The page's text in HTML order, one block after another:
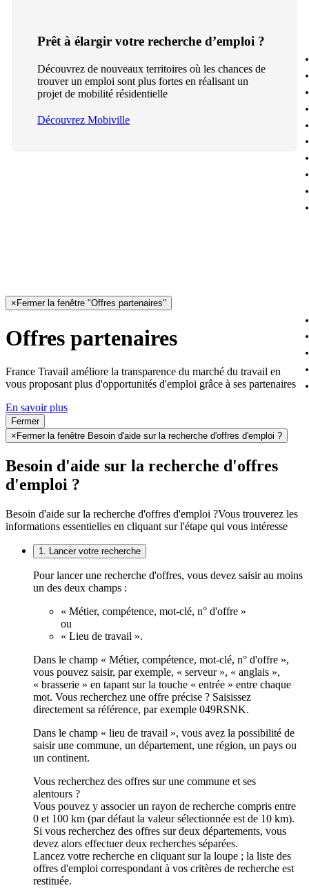
Prêt à élargir votre recherche d’emploi ?
Découvrez de nouveaux territoires où les chances de
trouver un emploi sont plus fortes en réalisant un
projet de mobilité résidentielle
Découvrez Mobiville
× Fermer la fenêtre "Offres partenaires"
Offres partenaires
France Travail améliore la transparence du marché du travail en
vous proposant plus d'opportunités d'emploi grâce à ses partenaires
En savoir plus
Fermer
× Fermer la fenêtre Besoin d'aide sur la recherche d'offres d'emploi ?
Besoin d'aide sur la recherche d'offres
d'emploi ?
Besoin d'aide sur la recherche d'offres d'emploi ?Vous trouverez les
informations essentielles en cliquant sur l'étape qui vous intéresse
1. Lancer votre recherche
Pour lancer une recherche d'offres, vous devez saisir au moins
un des deux champs :
« Métier, compétence, mot-clé, n° d'offre »
ou
« Lieu de travail ».
Dans le champ « Métier, compétence, mot-clé, n° d'offre »,
vous pouvez saisir, par exemple, « serveur », « anglais »,
« brasserie » en tapant sur la touche « entrée » entre chaque
mot. Vous recherchez une offre précise ? Saisissez
directement sa référence, par exemple 049RSNK.
Dans le champ « lieu de travail », vous avez la possibilité de
saisir une commune, un département, une région, un pays ou
un continent.
Vous recherchez des offres sur une commune et ses
alentours ?
Vous pouvez y associer un rayon de recherche compris entre
0 et 100 km (par défaut la valeur sélectionnée est de 10 km).
Si vous recherchez des offres sur deux départements, vous
devez alors effectuer deux recherches séparées.
Lancez votre recherche en cliquant sur la loupe ; la liste des
offres d'emploi correspondant à vos critères de recherche est
restituée.